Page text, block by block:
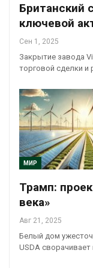
Британский
ключевой
Сен 1, 2025
Закрытие завода
торговой сделки
МИР
Трамп:
века»
Авг 21, 2025
Белый дом
USDA